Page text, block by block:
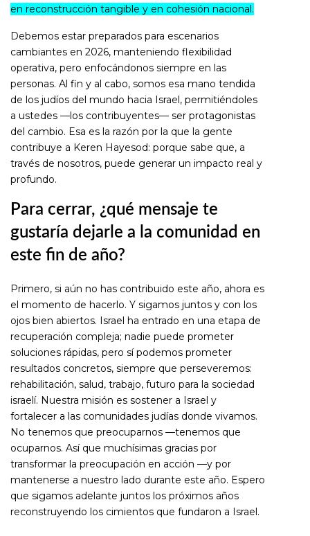
en reconstrucción tangible y en cohesión nacional.
Debemos estar preparados para escenarios
cambiantes en 2026, manteniendo flexibilidad
operativa, pero enfocándonos siempre en las
personas. Al fin y al cabo, somos esa mano tendida
de los judíos del mundo hacia Israel, permitiéndoles
a ustedes —los contribuyentes— ser protagonistas
del cambio. Esa es la razón por la que la gente
contribuye a Keren Hayesod: porque sabe que, a
través de nosotros, puede generar un impacto real y
profundo.
Para cerrar, ¿qué mensaje te
gustaría dejarle a la comunidad en
este fin de año?
Primero, si aún no has contribuido este año, ahora es
el momento de hacerlo. Y sigamos juntos y con los
ojos bien abiertos. Israel ha entrado en una etapa de
recuperación compleja; nadie puede prometer
soluciones rápidas, pero sí podemos prometer
resultados concretos, siempre que perseveremos:
rehabilitación, salud, trabajo, futuro para la sociedad
israelí. Nuestra misión es sostener a Israel y
fortalecer a las comunidades judías donde vivamos.
No tenemos que preocuparnos —tenemos que
ocuparnos. Así que muchísimas gracias por
transformar la preocupación en acción —y por
mantenerse a nuestro lado durante este año. Espero
que sigamos adelante juntos los próximos años
reconstruyendo los cimientos que fundaron a Israel.